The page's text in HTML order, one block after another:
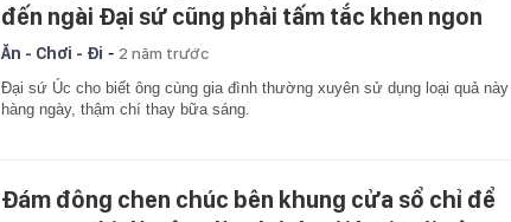
đến ngài Đại sứ cũng phải tấm tắc khen ngon
Ăn - Chơi - Đi - 2 năm trước
Đại sứ Úc cho biết ông cùng gia đình thường xuyên sử dụng loại quả này
hàng ngày, thậm chí thay bữa sáng.
Đám đông chen chúc bên khung cửa sổ chỉ để